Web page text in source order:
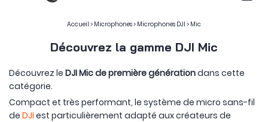
Accueil > Microphones> Microphones DJI > Mic
Découvrez la gamme DJI Mic
Découvrez le DJI Mic de première générationdans cette
catégorie.
Compact et très performant, le système de micro sans-fil
de DJI est particulièrement adapté aux créateurs de